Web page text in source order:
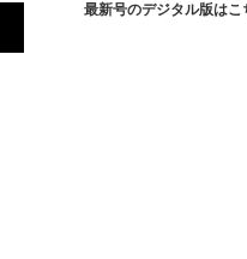
最新号のデジタル版はこ